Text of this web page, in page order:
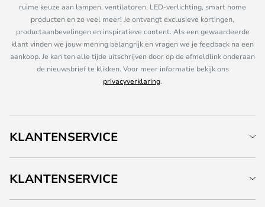
ruime keuze aan lampen, ventilatoren, LED-verlichting, smart home
producten en zo veel meer! Je ontvangt exclusieve kortingen,
productaanbevelingen en inspiratieve content. Als een gewaardeerde
klant vinden we jouw mening belangrijk en vragen we je feedback na een
aankoop. Je kan ten alle tijde uitschrijven door op de afmeldlink onderaan
de nieuwsbrief te klikken. Voor meer informatie bekijk ons
privacyverklaring.
KLANTENSERVICE
KLANTENSERVICE